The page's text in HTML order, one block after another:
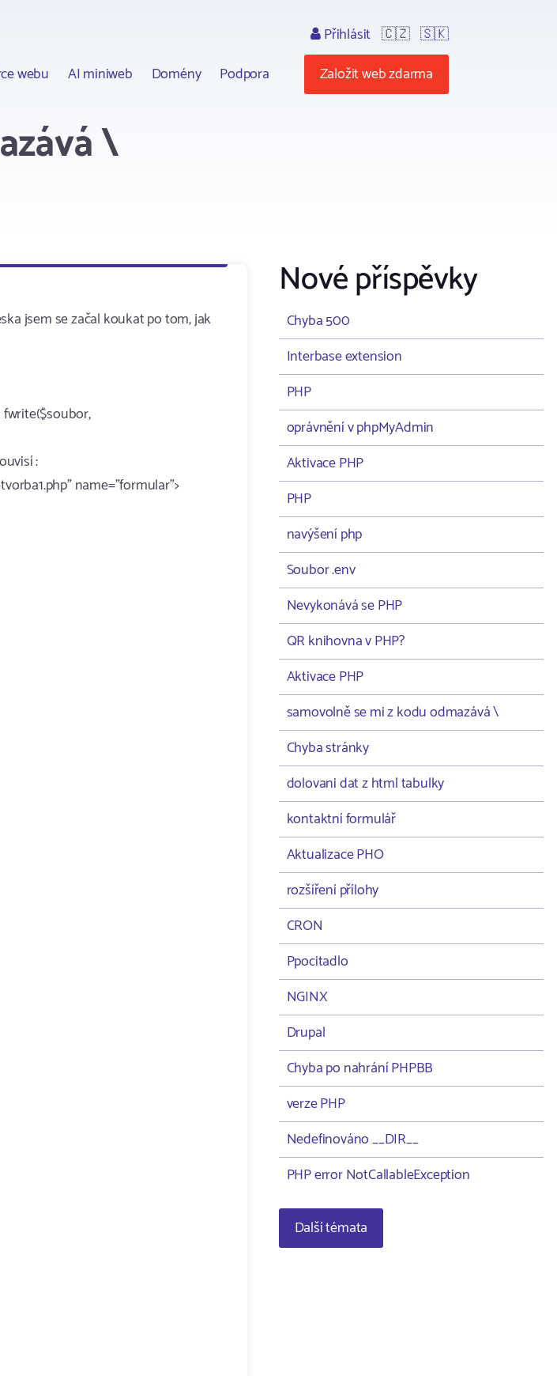
webu AI miniweb Domény Podpora
Přihlásit 🇨🇿 🇸🇰
Založit web zdarma
\
jsem se začal koukat po tom, jak
:
name="formular">
Nové příspěvky
Chyba 500
Interbase extension
PHP
oprávnění v phpMyAdmin
Aktivace PHP
PHP
navýšení php
Soubor .env
Nevykonává se PHP
QR knihovna v PHP?
Aktivace PHP
samovolně se mi z kodu odmazává \
Chyba stránky
dolovani dat z html tabulky
kontaktní formulář
Aktualizace PHO
rozšíření přílohy
CRON
Ppocitadlo
NGINX
Drupal
Chyba po nahrání PHPBB
verze PHP
Nedefinováno __DIR__
PHP error NotCallableException
Další témata